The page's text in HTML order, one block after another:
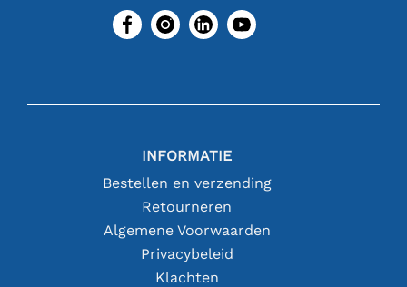
INFORMATIE
Bestellen en verzending
Retourneren
Algemene Voorwaarden
Privacybeleid
Klachten